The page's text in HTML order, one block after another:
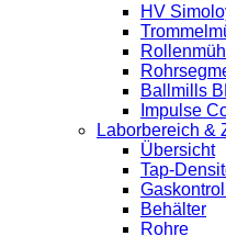
HV
Ballmills
Impulse
Laborbereich &
Übersicht
Tap-
Behälter
Rohre